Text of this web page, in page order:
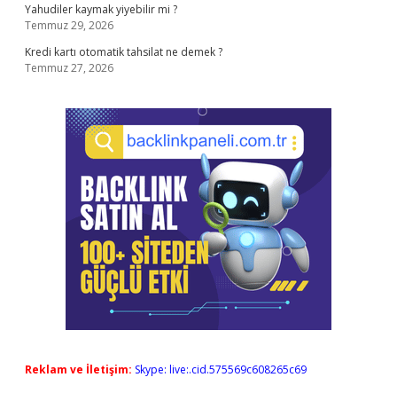
Yahudiler kaymak yiyebilir mi ?
Temmuz 29, 2026
Kredi kartı otomatik tahsilat ne demek ?
Temmuz 27, 2026
Reklam ve İletişim: Skype: live:.cid.575569c608265c69